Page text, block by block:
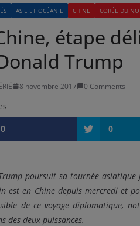
ASIE ET OCÉANIE CHINE CORÉE DU
étape
Trump
8 novembre 2017 0 Comments
0
0
poursuit sa tournée asiatique
est en Chine depuis mercredi et
de ce voyage diplomatique,
des deux puissances.